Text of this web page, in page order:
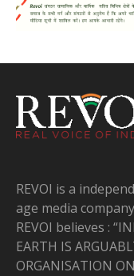
REVOI is a
age media
REVOI believes :
EARTH IS
ORGANISATION